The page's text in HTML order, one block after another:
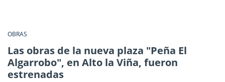
OBRAS
Las obras de la nueva plaza "Peña El
Algarrobo", en Alto la Viña, fueron
estrenadas